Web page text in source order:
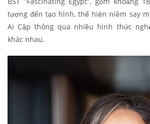
tượng đến tạo hình, thể hiện niềm say
Ai Cập thông qua nhiều hình thức
khác nhau.